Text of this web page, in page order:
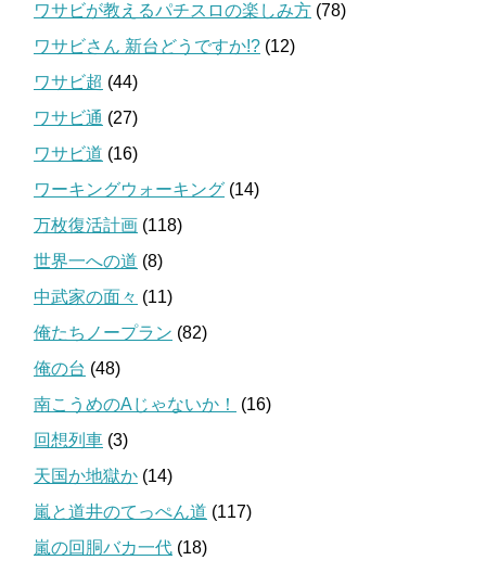
ワサビが教えるパチスロの楽しみ方 (78)
ワサビさん 新台どうですか!? (12)
ワサビ超 (44)
ワサビ通 (27)
ワサビ道 (16)
ワーキングウォーキング (14)
万枚復活計画 (118)
世界一への道 (8)
中武家の面々 (11)
俺たちノープラン (82)
俺の台 (48)
南こうめのAじゃないか！
(16)
回想列車 (3)
天国か地獄か (14)
嵐と道井のてっぺん道 (117)
嵐の回胴バカ一代 (18)